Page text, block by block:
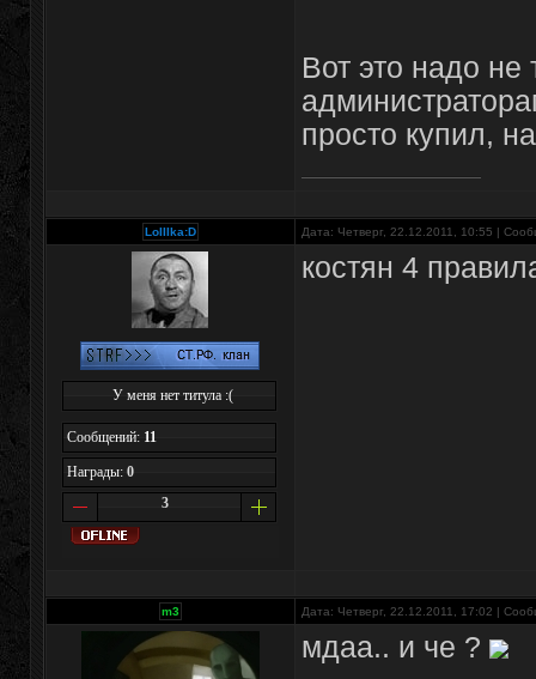
Вот это надо не
просто купил,
LoIIIka:D Дата: Четверг, 22.12.2011, 10:55 |
У меня нет титула :(
Сообщений: 11
Награды: 0
3
костян 4
m3 Дата: Четверг, 22.12.2011, 17:02 |
мдаа.. и че ?